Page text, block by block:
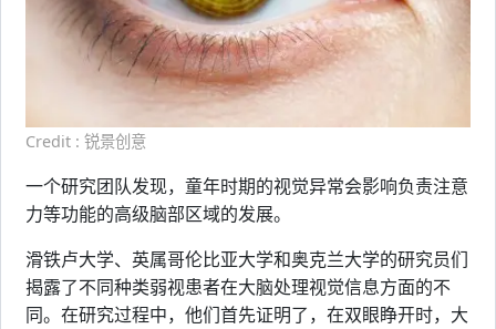
Credit : 锐景创意
一个研究团队发现，童年时期的视觉异常会影响负责注意
力等功能的高级脑部区域的发展。
滑铁卢大学、英属哥伦比亚大学和奥克兰大学的研究员们
揭露了不同种类弱视患者在大脑处理视觉信息方面的不
同。在研究过程中，他们首先证明了，在双眼睁开时，大